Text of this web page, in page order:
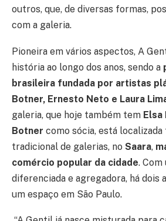
outros, que, de diversas formas,
com a galeria.
Pioneira em vários aspectos, A
história ao longo dos anos, sendo a
brasileira fundada por artistas
Botner, Ernesto Neto e Laura
galeria, que hoje também tem Elsa
Botner como sócia, está
tradicional de galerias, no Saara,
comércio popular da cidade. Com
diferenciada e agregadora, há dois
um espaço em São Paulo.